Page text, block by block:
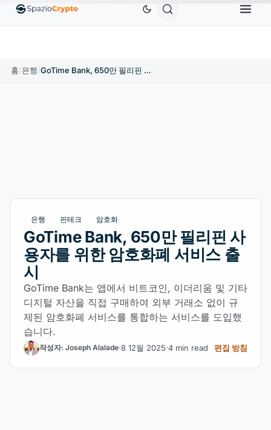
EthereumETHUS$1,880.58 TetherUSDT ↑0.00%
홈/은행/ GoTime Bank, 650만 필리핀 사용자를 위한 암호화폐 서비스 출시
은행 핀테크 암호화
GoTime Bank, 650만 필리핀 사
용자를 위한 암호화폐 서비스 출
시
GoTime Bank는 앱에서 비트코인, 이더리움 및 기타
디지털 자산을 직접 구매하여 외부 거래소 없이 규
제된 암호화폐 서비스를 통합하는 서비스를 도입했
습니다.
작성자: Joseph Alalade 8 12월 2025 4 min read 편집 방침